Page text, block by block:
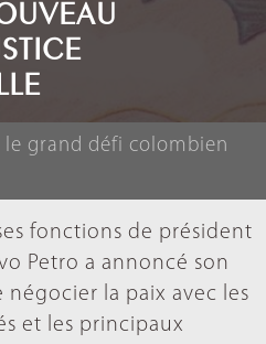
grand défi colombien
fonctions de président
Petro a annoncé son
la paix avec les
et les principaux